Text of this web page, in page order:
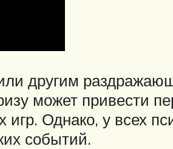
другим
может привести
Однако, у всех
событий.